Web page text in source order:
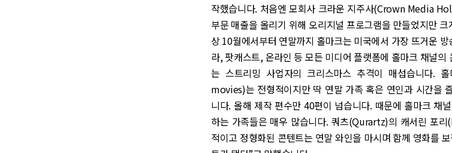
작했습니다. 처음엔 모회사 크라운 지주사(Crown Media
부문 매출을 올리기 위해 오리지널 프로그램을 만들었지만
상 10월에서부터 연말까지 홀마크는 미국에서 가장 뜨거운
라, 팟캐스트, 온라인 등 모든 미디어 플랫폼에 홀마크 채널의
는 스트리밍 사업자의 크리스마스 추격이 매섭습니다.
movies)는 전형적이지만 딱 연말 가족 혹은 연인과 시간을
니다. 올해 제작 편수만 40편이 넘습니다. 때문에 홀마크 채
하는 가족들은 매우 많습니다. 쿼츠(Qurartz)의 캐서린 포
적이고 정형화된 콘텐트는 연말 와인을 마시며 함께 영화를